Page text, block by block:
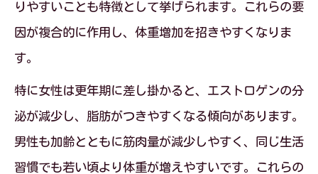
年代ごとに始めたい悩み解消の生活習慣
年代別・原因別悩み解消が叶う継続サポ
習慣化しやすい基礎代謝アップの行動例
りやすいことも特徴として挙げられます。これらの要
因が複合的に作用し、体重増加を招きやすくなりま
す。
特に女性は更年期に差し掛かると、エストロゲンの分
泌が減少し、脂肪がつきやすくなる傾向があります。
男性も加齢とともに筋肉量が減少しやすく、同じ生活
習慣でも若い頃より体重が増えやすいです。これらの